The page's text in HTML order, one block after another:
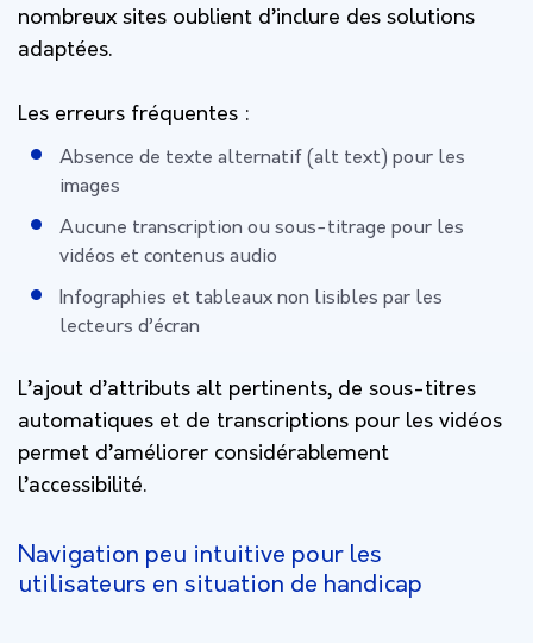
nombreux sites oublient d’inclure des solutions
adaptées.
Les erreurs fréquentes :
Absence de texte alternatif (alt text) pour les
images
Aucune transcription ou sous-titrage pour les
vidéos et contenus audio
Infographies et tableaux non lisibles par les
lecteurs d’écran
L’ajout d’attributs alt pertinents, de sous-titres
automatiques et de transcriptions pour les vidéos
permet d’améliorer considérablement
l’accessibilité.
Navigation peu intuitive pour les
utilisateurs en situation de handicap